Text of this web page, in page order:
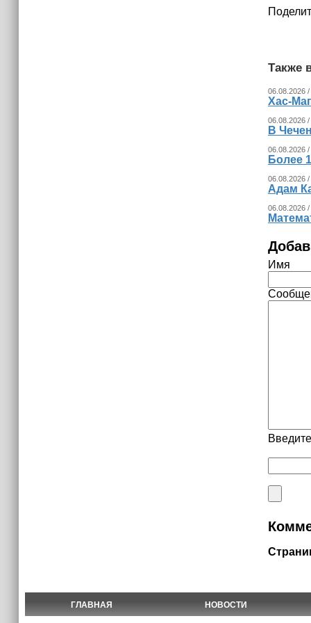
Также
06.08.2026
Хас-
06.08.2026
В
06.08.2026
Более
06.08.2026
Адам
06.08.2026
Имя
ГЛАВНАЯ НОВОСТИ